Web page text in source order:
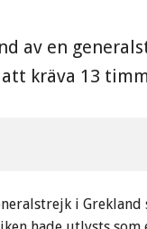
av en
kräva 13
i